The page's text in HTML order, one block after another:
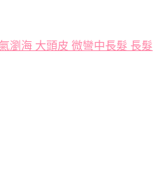
瀏海 大頭皮 微彎中長髮 長髮